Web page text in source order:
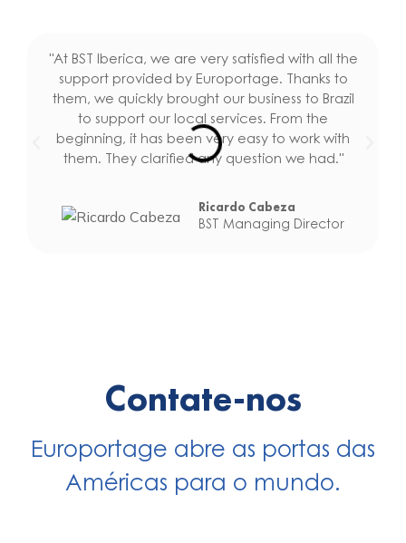
"At BST Iberica, we are very satisfied with all the
support provided by Europortage. Thanks to
them, we quickly brought our business to Brazil
to support our local services. From the
beginning, it has been very easy to work with
them. They clarified any question we had."
Ricardo Cabeza
BST Managing Director
Contate-nos
Europortage abre as portas das
Américas para o mundo.